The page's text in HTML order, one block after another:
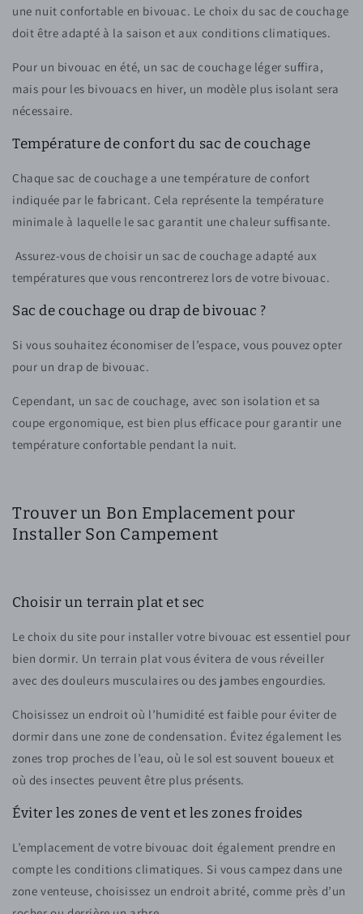
une nuit confortable en bivouac. Le choix du sac de couchage
doit être adapté à la saison et aux conditions climatiques.
Pour un bivouac en été, un sac de couchage léger suffira,
mais pour les bivouacs en hiver, un modèle plus isolant sera
nécessaire.
Température de confort du sac de couchage
Chaque sac de couchage a une température de confort
indiquée par le fabricant. Cela représente la température
minimale à laquelle le sac garantit une chaleur suffisante.
Assurez-vous de choisir un sac de couchage adapté aux
températures que vous rencontrerez lors de votre bivouac.
Sac de couchage ou drap de bivouac ?
Si vous souhaitez économiser de l’espace, vous pouvez opter
pour un drap de bivouac.
Cependant, un sac de couchage, avec son isolation et sa
coupe ergonomique, est bien plus efficace pour garantir une
température confortable pendant la nuit.
Trouver un Bon Emplacement pour
Installer Son Campement
Choisir un terrain plat et sec
Le choix du site pour installer votre bivouac est essentiel pour
bien dormir. Un terrain plat vous évitera de vous réveiller
avec des douleurs musculaires ou des jambes engourdies.
Choisissez un endroit où l’humidité est faible pour éviter de
dormir dans une zone de condensation. Évitez également les
zones trop proches de l’eau, où le sol est souvent boueux et
où des insectes peuvent être plus présents.
Éviter les zones de vent et les zones froides
L’emplacement de votre bivouac doit également prendre en
compte les conditions climatiques. Si vous campez dans une
zone venteuse, choisissez un endroit abrité, comme près d’un